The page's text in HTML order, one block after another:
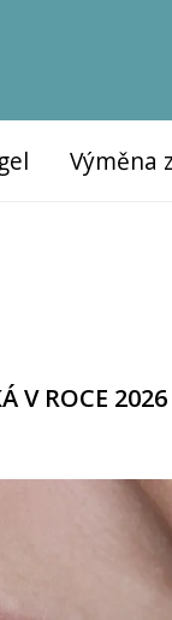
Výměna
V ROCE 2026